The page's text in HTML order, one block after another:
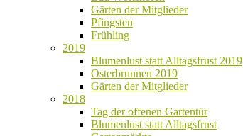
Gärten der Mitglieder
Pfingsten
Frühling
2019
Blumenlust statt Alltagsfrust 2019
Osterbrunnen 2019
Gärten der Mitglieder
2018
Tag der offenen Gartentür
Blumenlust statt Alltagsfrust